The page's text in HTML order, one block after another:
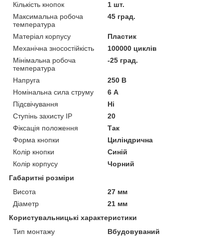
Кількість кнопок
1 шт.
Максимальна робоча
температура
45 град.
Матеріал корпусу
Пластик
Механічна зносостійкість
100000 циклів
Мінімальна робоча
температура
-25 град.
Напруга
250 В
Номінальна сила струму
6 А
Підсвічування
Ні
Ступінь захисту IP
20
Фіксація положення
Так
Форма кнопки
Циліндрична
Колір кнопки
Синій
Колір корпусу
Чорний
Габаритні розміри
Висота
27 мм
Діаметр
21 мм
Користувальницькі характеристики
Тип монтажу
Вбудовуваний